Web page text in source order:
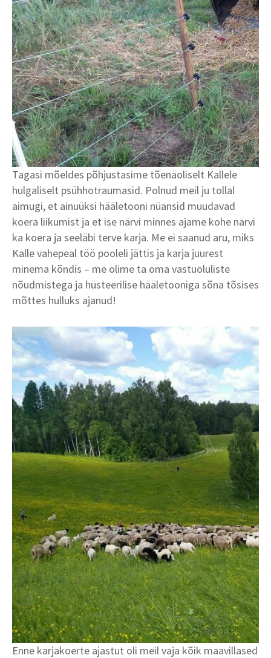
Tagasi mõeldes põhjustasime tõenäoliselt Kallele
hulgaliselt psühhotraumasid. Polnud meil ju tollal
aimugi, et ainuüksi hääletooni nüansid muudavad
koera liikumist ja et ise närvi minnes ajame kohe närvi
ka koera ja seeläbi terve karja. Me ei saanud aru, miks
Kalle vahepeal töö pooleli jättis ja karja juurest
minema kõndis – me olime ta oma vastuoluliste
nõudmistega ja hüsteerilise hääletooniga sõna tõsises
mõttes hulluks ajanud!
Enne karjakoerte ajastut oli meil vaja kõik maavillased